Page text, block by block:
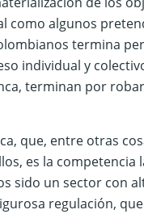
como algunos
termina
individual y
terminan por
que, entre otras
es la competencia
sido un sector con
regulación,